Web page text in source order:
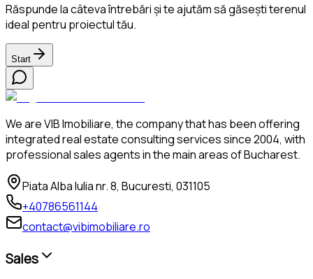
Răspunde la câteva întrebări și te ajutăm să găsești terenul
ideal pentru proiectul tău.
Start
We are VIB Imobiliare, the company that has been offering
integrated real estate consulting services since 2004, with
professional sales agents in the main areas of Bucharest.
Piata Alba Iulia nr. 8, Bucuresti, 031105
+40786561144
contact@vibimobiliare.ro
Sales